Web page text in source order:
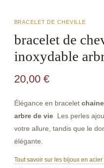
BRACELET DE CHEVILLE
bracelet de
inoxydable
20,00 €
Élégance en bracelet
arbre de vieLes perles
votre allure, tandis que le
élégante.
Tout savoir sur les bijoux en